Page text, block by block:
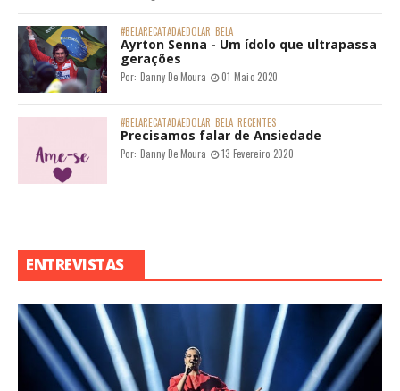
#BELARECATADAEDOLAR BELA
Ayrton Senna - Um ídolo que ultrapassa
gerações
Por: Danny De Moura 01 Maio 2020
#BELARECATADAEDOLAR BELA RECENTES
Precisamos falar de Ansiedade
Por: Danny De Moura 13 Fevereiro 2020
ENTREVISTAS